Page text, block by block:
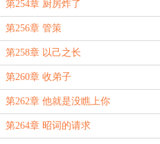
第254章 厨房炸了
第256章 管策
第258章 以己之长
第260章 收弟子
第262章 他就是没瞧上你
第264章 昭词的请求